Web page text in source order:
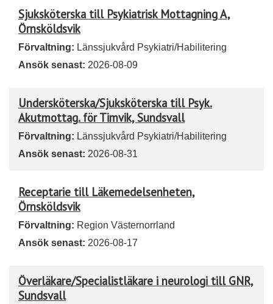
Sjuksköterska till Psykiatrisk Mottagning A,
Örnsköldsvik
Förvaltning: Länssjukvård Psykiatri/Habilitering
Ansök senast: 2026-08-09
Undersköterska/Sjuksköterska till Psyk.
Akutmottag. för Timvik, Sundsvall
Förvaltning: Länssjukvård Psykiatri/Habilitering
Ansök senast: 2026-08-31
Receptarie till Läkemedelsenheten,
Örnsköldsvik
Förvaltning: Region Västernorrland
Ansök senast: 2026-08-17
Överläkare/Specialistläkare i neurologi till GNR,
Sundsvall